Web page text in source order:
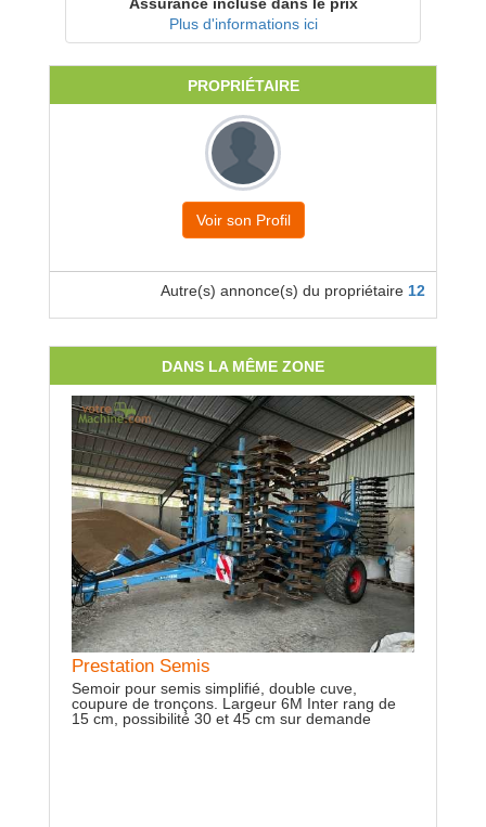
Plus d'informations ici
PROPRIÉTAIRE
Voir son Profil
Autre(s) annonce(s) du propriétaire 12
DANS LA MÊME ZONE
Prestation Semis
Semoir pour semis simplifié, double cuve,
coupure de tronçons. Largeur 6M Inter rang de
15 cm, possibilité 30 et 45 cm sur demande